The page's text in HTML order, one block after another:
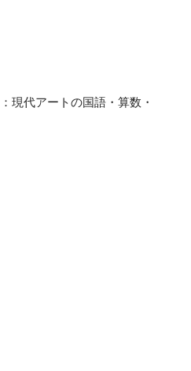
現代アートの国語・算数・